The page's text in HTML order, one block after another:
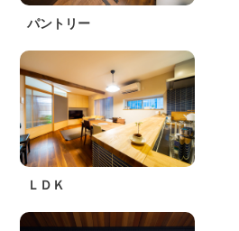
パントリー
ＬＤＫ